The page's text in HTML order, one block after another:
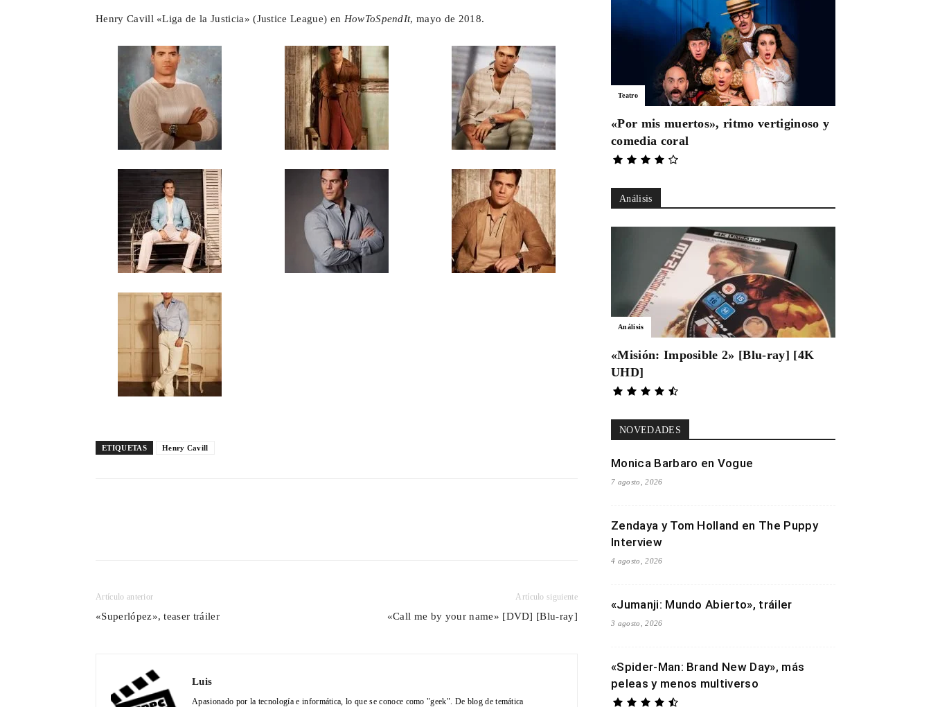
Henry Cavill «Liga de la Justicia» (Justice League) en HowToSpendIt, mayo de 2018.
ETIQUETAS Henry Cavill
Artículo anterior
«Superlópez», teaser tráiler
Artículo siguiente
«Call me by your name» [DVD] [Blu-ray]
Luis
Apasionado por la tecnología e informática, lo que se conoce como "geek". De blog de temática
Teatro
«Por mis muertos», ritmo vertiginoso y
comedia coral
Análisis
Análisis
«Misión: Imposible 2» [Blu-ray] [4K
UHD]
NOVEDADES
Monica Barbaro en Vogue
7 agosto, 2026
Zendaya y Tom Holland en The Puppy
Interview
4 agosto, 2026
«Jumanji: Mundo Abierto», tráiler
3 agosto, 2026
«Spider-Man: Brand New Day», más
peleas y menos multiverso